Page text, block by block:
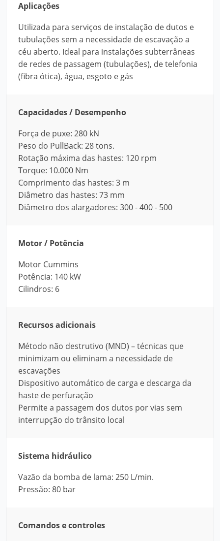
Aplicações
Utilizada para serviços de instalação de dutos e
tubulações sem a necessidade de escavação a
céu aberto. Ideal para instalações subterrâneas
de redes de passagem (tubulações), de telefonia
(fibra ótica), água, esgoto e gás
Capacidades / Desempenho
Força de puxe: 280 kN
Peso do PullBack: 28 tons.
Rotação máxima das hastes: 120 rpm
Torque: 10.000 Nm
Comprimento das hastes: 3 m
Diâmetro das hastes: 73 mm
Diâmetro dos alargadores: 300 - 400 - 500
Motor / Potência
Motor Cummins
Potência: 140 kW
Cilindros: 6
Recursos adicionais
Método não destrutivo (MND) – técnicas que
minimizam ou eliminam a necessidade de
escavações
Dispositivo automático de carga e descarga da
haste de perfuração
Permite a passagem dos dutos por vias sem
interrupção do trânsito local
Sistema hidráulico
Vazão da bomba de lama: 250 L/min.
Pressão: 80 bar
Comandos e controles